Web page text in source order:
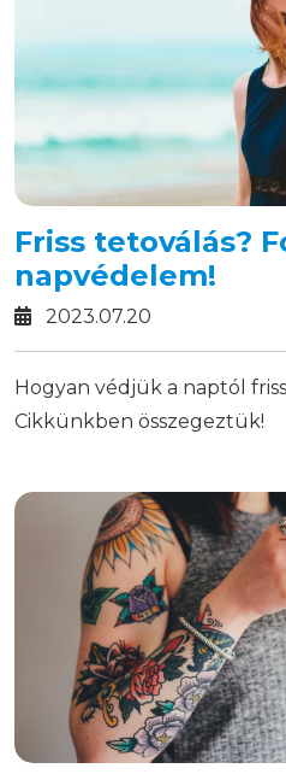
Friss tetoválás?
napvédelem!
2023.07.20
Hogyan védjük a naptól
Cikkünkben összegeztük!